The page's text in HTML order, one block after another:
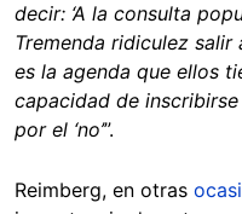
decir: ‘A la consulta
Tremenda ridiculez
es la agenda que ellos
capacidad de
por el ‘no’”.
Reimberg, en otras